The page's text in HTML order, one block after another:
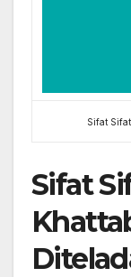
Sifat
Sifat